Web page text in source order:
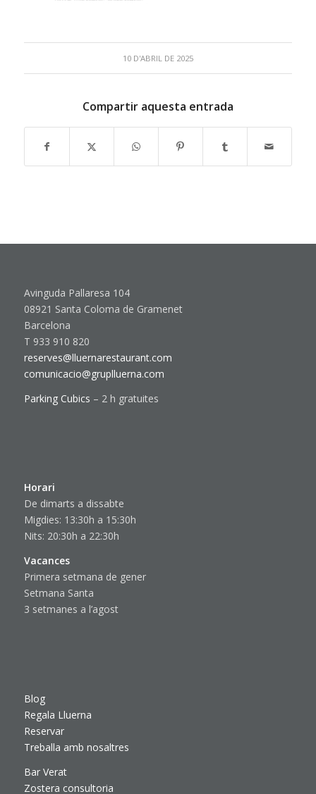
10 D'ABRIL DE 2025
Compartir aquesta entrada
Avinguda Pallaresa 104
08921 Santa Coloma de Gramenet
Barcelona
T 933 910 820
reserves@lluernarestaurant.com
comunicacio@gruplluerna.com
Parking Cubics – 2 h gratuites
Horari
De dimarts a dissabte
Migdies: 13:30h a 15:30h
Nits: 20:30h a 22:30h
Vacances
Primera setmana de gener
Setmana Santa
3 setmanes a l’agost
Blog
Regala Lluerna
Reservar
Treballa amb nosaltres
Bar Verat
Zostera consultoria